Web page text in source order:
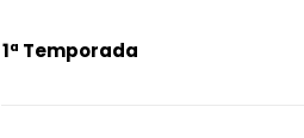
1ª Temporada